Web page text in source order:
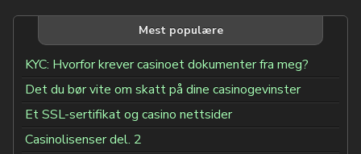
Mest populære
KYC: Hvorfor krever casinoet dokumenter fra meg?
Det du bør vite om skatt på dine casinogevinster
Et SSL-sertifikat og casino nettsider
Casinolisenser del. 2